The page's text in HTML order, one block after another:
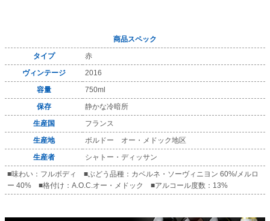
商品スペック
タイプ
赤
ヴィンテージ
2016
容量
750ml
保存
静かな冷暗所
生産国
フランス
生産地
ボルドー オー・メドック地区
生産者
シャトー・ディッサン
■味わい：フルボディ ■ぶどう品種：カベルネ・ソーヴィニヨン 60%/メルロ
ー 40% ■格付け：A.O.C.オー・メドック ■アルコール度数：13%